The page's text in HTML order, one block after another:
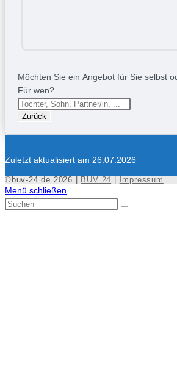
Möchten Sie ein Angebot für Sie selbst
Für wen?
Zurück
Zuletzt aktualisiert am 26.07.2026
©buv-24.de 2026 | BUV 24 Impressum
Menü schließen